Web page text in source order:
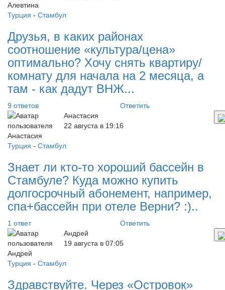
Турция - Стамбул
Друзья, в каких районах
соотношение «культура/цена»
оптимально? Хочу снять квартиру/
комнату для начала на 2 месяца, а
там - как дадут ВНЖ...
9 ответов
Ответить
Анастасия
22 августа в 19:16
Турция - Стамбул
Знает ли кто-то хороший бассейн в
Стамбуле? Куда можно купить
долгосрочный абонемент, например,
спа+бассейн при отеле Верни? :)..
1 ответ
Ответить
Андрей
19 августа в 07:05
Турция - Стамбул
Здравствуйте. Через «Островок»